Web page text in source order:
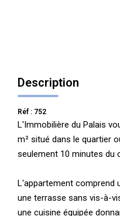
Description
Réf : 752
L'Immobilière du Palais
m² situé dans le quartier
seulement 10 minutes du
L'appartement comprend
une terrasse sans vis-à-
une cuisine équipée